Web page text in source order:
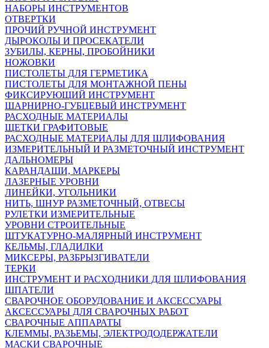
НАБОРЫ ИНСТРУМЕНТОВ
ОТВЕРТКИ
ПРОЧИЙ РУЧНОЙ ИНСТРУМЕНТ
ДЫРОКОЛЫ И ПРОСЕКАТЕЛИ
ЗУБИЛЫ, КЕРНЫ, ПРОБОЙНИКИ
НОЖОВКИ
ПИСТОЛЕТЫ ДЛЯ ГЕРМЕТИКА
ПИСТОЛЕТЫ ДЛЯ МОНТАЖНОЙ ПЕНЫ
ФИКСИРУЮЩИЙ ИНСТРУМЕНТ
ШАРНИРНО-ГУБЦЕВЫЙ ИНСТРУМЕНТ
РАСХОДНЫЕ МАТЕРИАЛЫ
ЩЕТКИ ГРАФИТОВЫЕ
РАСХОДНЫЕ МАТЕРИАЛЫ ДЛЯ ШЛИФОВАНИЯ
ИЗМЕРИТЕЛЬНЫЙ И РАЗМЕТОЧНЫЙ ИНСТРУМЕНТ
ДАЛЬНОМЕРЫ
КАРАНДАШИ, МАРКЕРЫ
ЛАЗЕРНЫЕ УРОВНИ
ЛИНЕЙКИ, УГОЛЬНИКИ
НИТЬ, ШНУР РАЗМЕТОЧНЫЙ, ОТВЕСЫ
РУЛЕТКИ ИЗМЕРИТЕЛЬНЫЕ
УРОВНИ СТРОИТЕЛЬНЫЕ
ШТУКАТУРНО-МАЛЯРНЫЙ ИНСТРУМЕНТ
КЕЛЬМЫ, ГЛАДИЛКИ
МИКСЕРЫ, РАЗБРЫЗГИВАТЕЛИ
ТЕРКИ
ИНСТРУМЕНТ И РАСХОДНИКИ ДЛЯ ШЛИФОВАНИЯ
ШПАТЕЛИ
СВАРОЧНОЕ ОБОРУДОВАНИЕ И АКСЕССУАРЫ
АКСЕССУАРЫ ДЛЯ СВАРОЧНЫХ РАБОТ
СВАРОЧНЫЕ АППАРАТЫ
КЛЕММЫ, РАЗЬЕМЫ, ЭЛЕКТРОДОДЕРЖАТЕЛИ
МАСКИ СВАРОЧНЫЕ